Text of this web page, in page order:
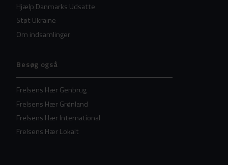
Hjælp Danmarks Udsatte
Støt Ukraine
Om indsamlinger
Besøg også
Frelsens Hær Genbrug
Frelsens Hær Grønland
Frelsens Hær International
Frelsens Hær Lokalt